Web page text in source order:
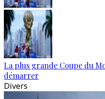
La plus grande Coupe du
démarrer
Divers